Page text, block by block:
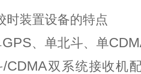
时装置设备的特点
GPS、单北斗、单
/CDMA双系统接收机